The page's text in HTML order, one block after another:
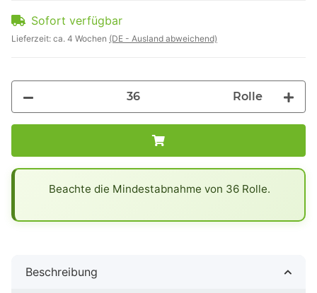
Sofort verfügbar
Lieferzeit: ca. 4 Wochen (DE - Ausland abweichend)
Rolle
Beachte die Mindestabnahme von 36 Rolle.
Beschreibung